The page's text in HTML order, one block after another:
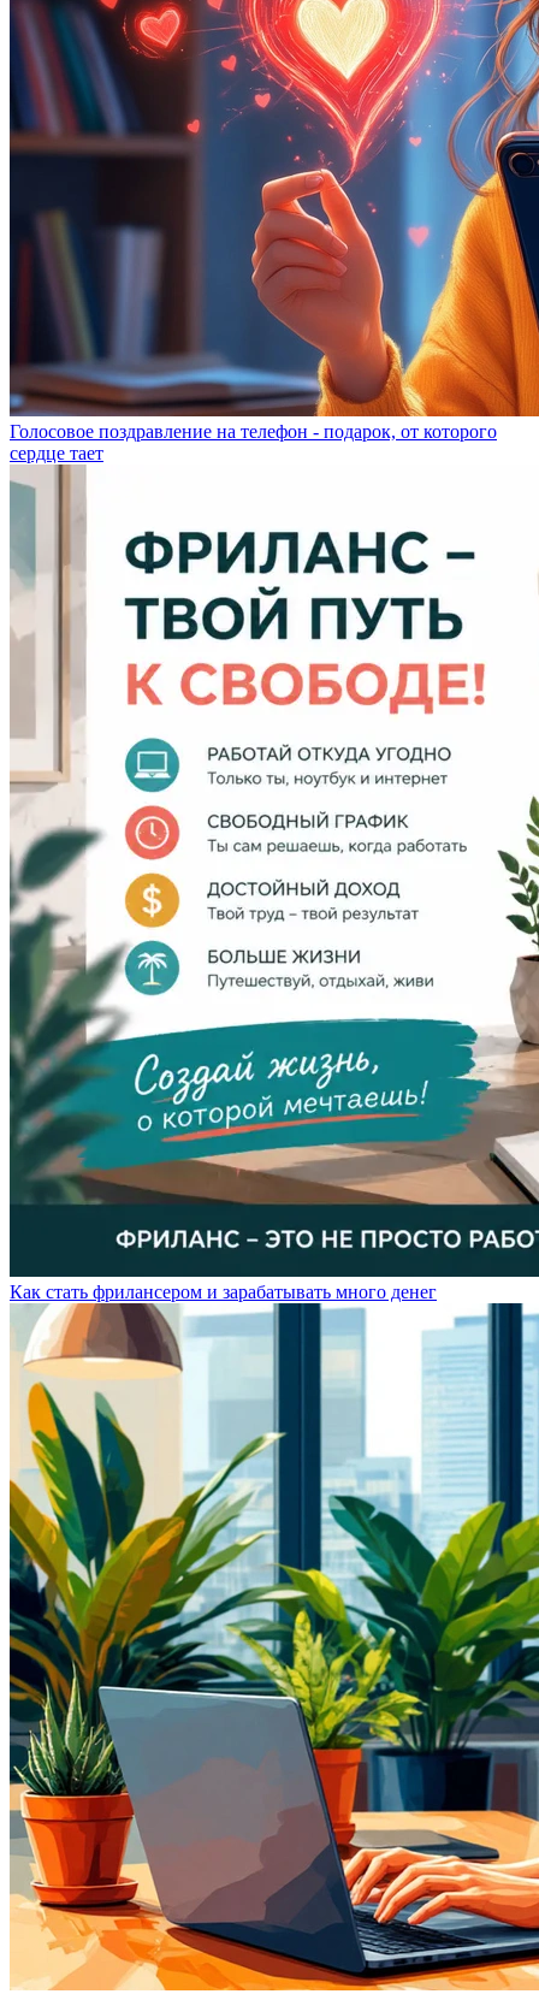
Голосовое поздравление на телефон - подарок, от которого
сердце тает
Как стать фрилансером и зарабатывать много денег